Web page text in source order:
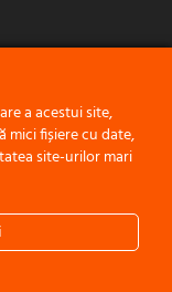
a acestui site,
mici fișiere cu date,
site-urilor mari